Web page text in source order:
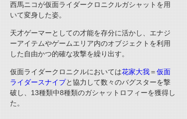
西馬ニコが仮面ライダークロニクルガシャットを用
いて変身した姿。
天才ゲーマーとしての才能を存分に活かし、エナジ
ーアイテムやゲームエリア内のオブジェクトを利用
した自由かつ的確な攻撃を繰り出す。
仮面ライダークロニクルにおいては花家大我＝仮面
ライダースナイプと協力して数々のバグスターを撃
破し、13種類中8種類のガシャットロフィーを獲得し
た。